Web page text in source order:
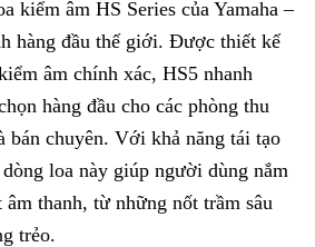
kiểm âm HS Series của Yamaha –
hàng đầu thế giới. Được thiết kế
âm chính xác, HS5 nhanh
hàng đầu cho các phòng thu
bán chuyên. Với khả năng tái tạo
loa này giúp người dùng nắm
thanh, từ những nốt trầm sâu
trẻo.